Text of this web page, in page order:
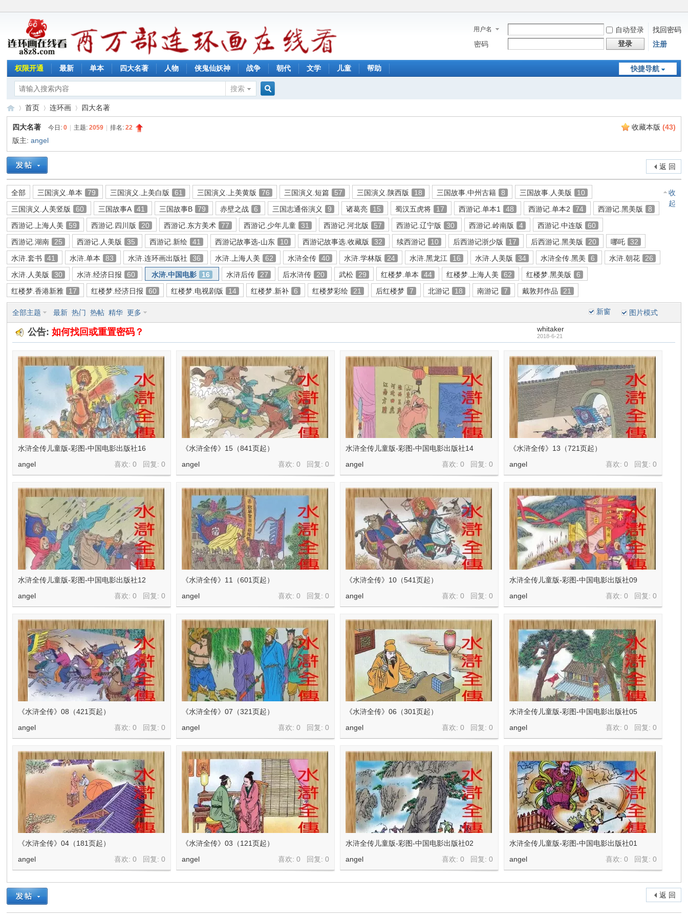
用户名 自动登录
找回密码
密码
登录 注册
快捷导航
权限开通 最新 单本 四大名著 人物 侠鬼仙妖神 战争 朝代 文学 儿童 帮助
搜索
连»
首页
›
连环画
›
四大名著
收藏本版 (43)
四大名著 今日:0 主题:2059 排名:22
版主:angel
返 回
收
起
全部 三国演义.单本 79 三国演义.上美白版 61 三国演义.上美黄版 76 三国演义.短篇 57 三国演义.陕西版 18 三国故事.中州古籍 8 三国故事.人美版
10
三国演义.人美竖版
60 三国故事A 41 三国故事B 79 赤壁之战 6 三国志通俗演义 9 诸葛亮 15 蜀汉五虎将 17 西游记.单本1 48 西游记.单本2 74 西游记.黑美版
8
西游记.上海人美
59 西游记.四川版 20 西游记.东方美术 77 西游记.少年儿童 31 西游记.河北版 57 西游记.辽宁版 30 西游记.岭南版 4 西游记.中连版
60
西游记.湖南
25 西游记.人美版 35 西游记.新绘 41 西游记故事选-山东 10 西游记故事选.收藏版 32 续西游记 10 后西游记浙少版 17 后西游记.黑美版 20 哪吒
32
水浒.套书
41 水浒.单本 83 水浒.连环画出版社 36 水浒.上海人美 62 水浒全传 40 水浒.学林版 24 水浒.黑龙江 16 水浒.人美版 34 水浒全传.黑美 6 水浒.朝花
26
水浒.人美版
30 水浒.经济日报 60 水浒.中国电影 16 水浒后传 27 后水浒传 20 武松 29 红楼梦.单本 44 红楼梦.上海人美 62 红楼梦.黑美版
6
红楼梦.香港新雅
17 红楼梦.经济日报 60 红楼梦.电视剧版 14 红楼梦.新补 6 红楼梦彩绘 21 后红楼梦 7 北游记 18 南游记 7 戴敦邦作品 21
新窗
全部主题 最新 热门 热帖 精华 更多 图片模式
公告:如何找回或重置密码？ whitaker
2018-6-21
水浒全传儿童版-彩图-中国电影出版社16
喜欢: 0 回复:0
angel
《水浒全传》15（841页起）
喜欢: 0 回复:0
angel
水浒全传儿童版-彩图-中国电影出版社14
喜欢: 0 回复:0
angel
《水浒全传》13（721页起）
喜欢: 0 回复:0
angel
水浒全传儿童版-彩图-中国电影出版社12
喜欢: 0 回复:0
angel
《水浒全传》11（601页起）
喜欢: 0 回复:0
angel
《水浒全传》10（541页起）
喜欢: 0 回复:0
angel
水浒全传儿童版-彩图-中国电影出版社09
喜欢: 0 回复:0
angel
《水浒全传》08（421页起）
喜欢: 0 回复:0
angel
《水浒全传》07（321页起）
喜欢: 0 回复:0
angel
《水浒全传》06（301页起）
喜欢: 0 回复:0
angel
水浒全传儿童版-彩图-中国电影出版社05
喜欢: 0 回复:0
angel
《水浒全传》04（181页起）
喜欢: 0 回复:0
angel
《水浒全传》03（121页起）
喜欢: 0 回复:0
angel
水浒全传儿童版-彩图-中国电影出版社02
喜欢: 0 回复:0
angel
水浒全传儿童版-彩图-中国电影出版社01
喜欢: 0 回复:0
angel
返 回